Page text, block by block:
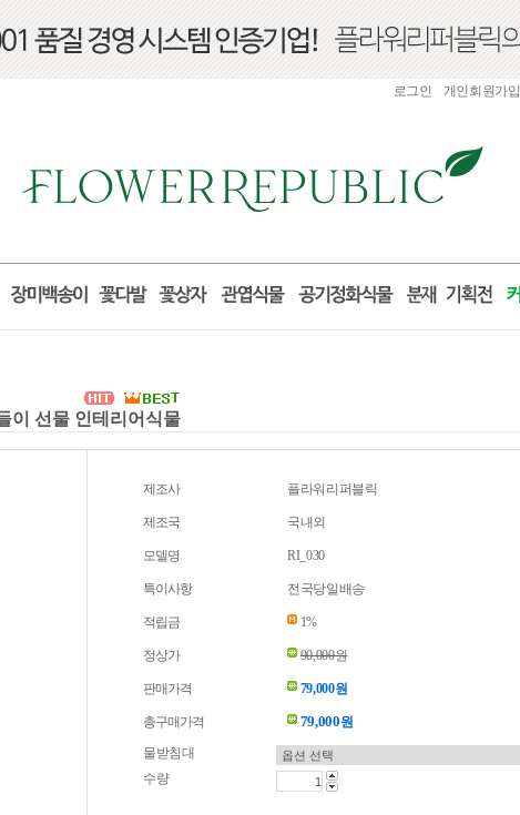
로그인 개인회원가입
이 선물 인테리어식물
제조사 플라워리퍼블릭
제조국 국내외
모델명 RI_030
특이사항 전국당일배송
적립금 1%
정상가 90,000원
판매가격 79,000원
총구매가격 79,000원
물받침대
수량